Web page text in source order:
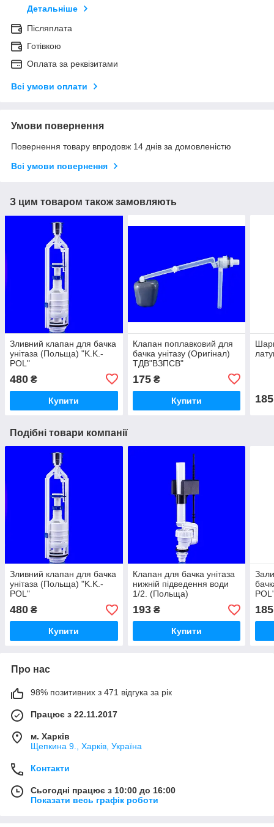
Детальніше
Післяплата
Готівкою
Оплата за реквізитами
Всі умови оплати
Умови повернення
Повернення товару впродовж 14 днів за домовленістю
Всі умови повернення
З цим товаром також замовляють
Зливний клапан для бачка
унітаза (Польща) "K.K.-
POL"
480 ₴
Купити
Клапан поплавковий для
бачка унітазу (Оригінал)
ТДВ"ВЗПСВ"
175₴
Купити 185
Подібні товари компанії
Зливний клапан для бачка
унітаза (Польща) "K.K.-
POL"
480 ₴
Купити
Клапан для бачка унітаза
нижній підведення води
1/2. (Польща)
193₴
Купити
185
Про нас
98% позитивних з 471 відгука за рік
Працює з 22.11.2017
м. Харків
Щепкина 9., Харків, Україна
Контакти
Сьогодні працює з 10:00 до 16:00
Показати весь графік роботи